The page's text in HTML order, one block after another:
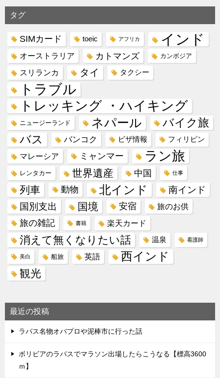
タグ
SIMカード toeic アフリカ インド
オーストラリア カトマンズ カンボジア
スリランカ タイ タクシー
トラブル
トレッキング ・ハイキング
ニュージーランド ネパール バイク旅
バス バンコク ビザ情報 フィリピン
マレーシア ミャンマー ラン旅
レンタカー 世界遺産 中国 仕事
列車 動物 北インド
南インド
国別支出
国境 安宿 旅のお供
旅の雑記 書籍 楽天カード
消えて無くなりたい話 温泉 看護師
美白 船旅 英語 西インド
観光
最近の投稿
ラパス名物オバプロや泥棒市に行った話
ボリビアのラパスでマラソン出場したらこうなる【標高3600
ｍ】